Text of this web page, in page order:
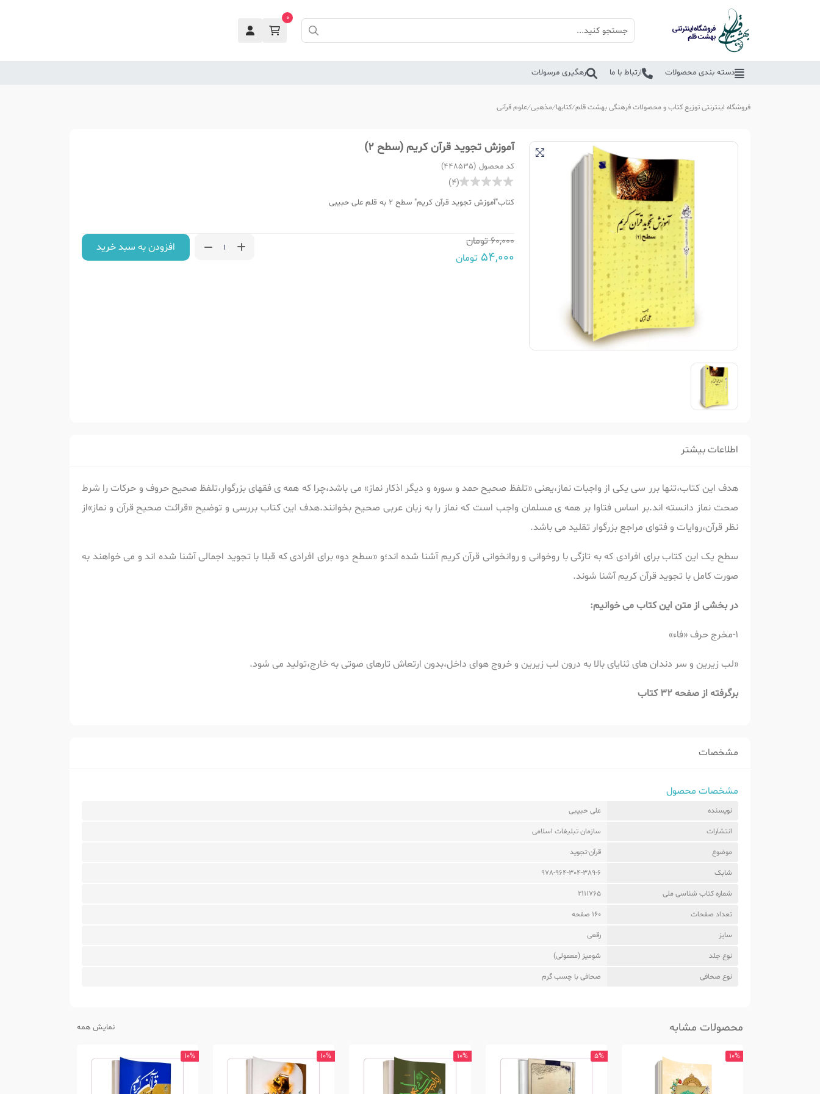
0
دسته بندی محصولات ارتباط با ما رهگیری مرسولات
فروشگاه اینترنتی توزیع کتاب و محصولات فرهنگی بهشت قلم کتابها مذهبی علوم قرآنی
آموزش تجوید قرآن کریم (سطح 2)
کد محصول (448535)
(4)
کتاب"آموزش تجوید قرآن کریم" سطح 2 به قلم علی حبیبی
60,000تومان
54,000 تومان
افزودن به سبد خرید
اطلاعات بیشتر
هدف این کتاب،تنها برر سی یکی از واجبات نماز،یعنی «تلفظ صحیح حمد و سوره و دیگر اذکار نماز» می باشد،چرا که همه ی فقهای بزرگوار،تلفظ صحیح حروف و حرکات را شرط
صحت نماز دانسته اند.بر اساس فتاوا بر همه ی مسلمان واجب است که نماز را به زبان عربی صحیح بخوانند.هدف این کتاب بررسی و توضیح «قرائت صحیح قرآن و نماز»از
نظر قرآن،روایات و فتوای مراجع بزرگوار تقلید می باشد.
سطح یک این کتاب برای افرادی که به تازگی با روخوانی و روانخوانی قرآن کریم آشنا شده اند؛و «سطح دو» برای افرادی که قبلا با تجوید اجمالی آشنا شده اند و می خواهند به
صورت کامل با تجوید قرآن کریم آشنا شوند.
در بخشی از متن این کتاب می خوانیم:
1-مخرج حرف «فاء»
«لب زیرین و سر دندان های ثنایای بالا به درون لب زیرین و خروج هوای داخل،بدون ارتعاش تارهای صوتی به خارج،تولید می شود.
برگرفته از صفحه 32 کتاب
مشخصات
مشخصات محصول
نویسنده علی حبیبی
انتشارات سازمان تبلیغات اسلامی
موضوع قرآن-تجوید
شابک 978-964-304-389-6
شماره کتاب شناسی ملی 2111765
تعداد صفحات 160 صفحه
سایز رقعی
نوع جلد شومیز (معمولی)
نوع صحافی صحافی با چسب گرم
محصولات مشابه نمایش همه
10%
5%
10%
10%
10%